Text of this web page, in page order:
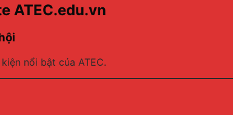
ATEC.edu.vn
nổi bật của ATEC.